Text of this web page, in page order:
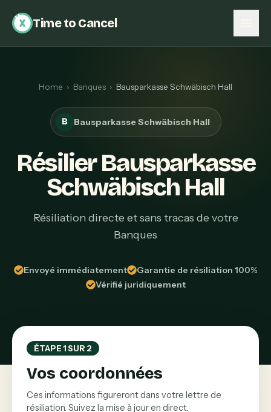
Time to Cancel
Home › Banques › Bausparkasse Schwäbisch Hall
B Bausparkasse Schwäbisch Hall
Résilier Bausparkasse
Schwäbisch Hall
Résiliation directe et sans tracas de votre
Banques
Envoyé immédiatement
Garantie de résiliation 100%
Vérifié juridiquement
ÉTAPE 1 SUR 2
Vos coordonnées
Ces informations figureront dans votre lettre de
résiliation. Suivez la mise à jour en direct.